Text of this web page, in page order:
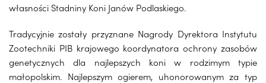
własności Stadniny Koni Janów Podlaskiego.
Tradycyjnie zostały przyznane Nagrody Dyrektora Instytutu
Zootechniki PIB krajowego koordynatora ochrony zasobów
genetycznych dla najlepszych koni w rodzimym typie
małopolskim. Najlepszym ogierem, uhonorowanym za typ